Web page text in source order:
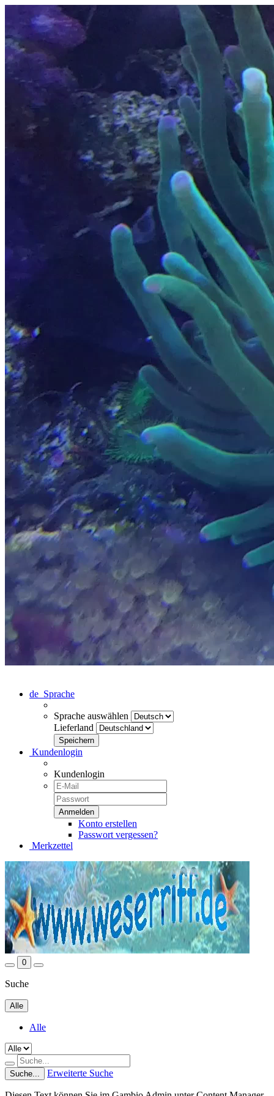
de Sprache
Sprache auswählen
Lieferland
Kundenlogin
Kundenlogin
Konto erstellen
Passwort vergessen?
Merkzettel
0
Suche
Alle
Alle
Suche... Erweiterte Suche